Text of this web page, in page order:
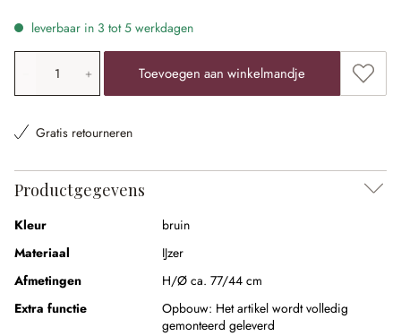
leverbaar in 3 tot 5 werkdagen
Producthoeveelheid: voer de gewenste waarde in of
Toevoegen aan winkelmandje
Gratis retourneren
Productgegevens
Kleur
bruin
Materiaal
IJzer
Afmetingen
H/Ø ca. 77/44 cm
Extra functie
Opbouw: Het artikel wordt volledig
gemonteerd geleverd